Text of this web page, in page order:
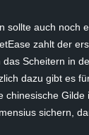
sollte auch noch
zahlt der
das Scheitern in
dazu gibt es
chinesische
sichern,